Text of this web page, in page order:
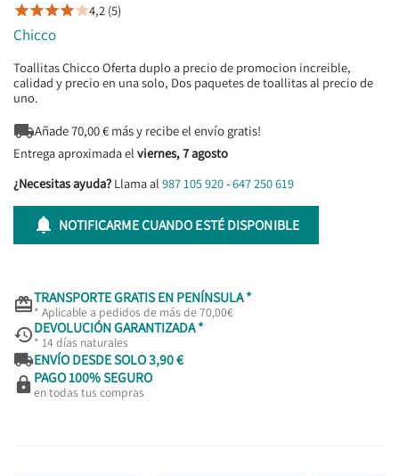
4,2 (5)
Chicco
Toallitas Chicco Oferta duplo a precio de promocion increible,
calidad y precio en una solo, Dos paquetes de toallitas al precio de
uno.
Añade70,00€ más y recibe el envío gratis!
Entrega aproximada el viernes, 7 agosto
¿Necesitas ayuda? Llama al 987 105 920-647 250 619
 NOTIFICARME CUANDO ESTÉ DISPONIBLE
TRANSPORTE GRATIS EN PENÍNSULA *
* Aplicable a pedidos de más de 70,00€
DEVOLUCIÓN GARANTIZADA *
* 14 días naturales
ENVÍO DESDE SOLO 3,90 €
 PAGO 100% SEGURO
en todas tus compras